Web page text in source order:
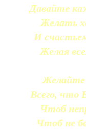
Давайте
Желать
И
Желая
Желайте
Всего, что
Чтоб
Чтоб не